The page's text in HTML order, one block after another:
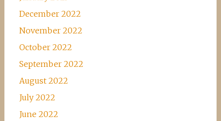
December 2022
November 2022
October 2022
September 2022
August 2022
July 2022
June 2022